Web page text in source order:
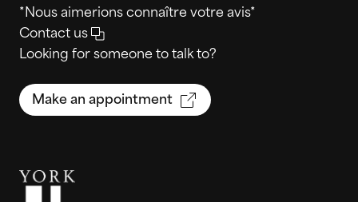
*Nous aimerions connaître votre avis*
Contact us
Looking for someone to talk to?
Make an appointment